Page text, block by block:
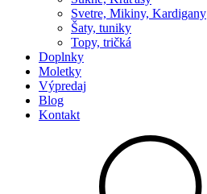
Svetre, Mikiny, Kardigany
Šaty, tuniky
Topy, tričká
Doplnky
Moletky
Výpredaj
Blog
Kontakt